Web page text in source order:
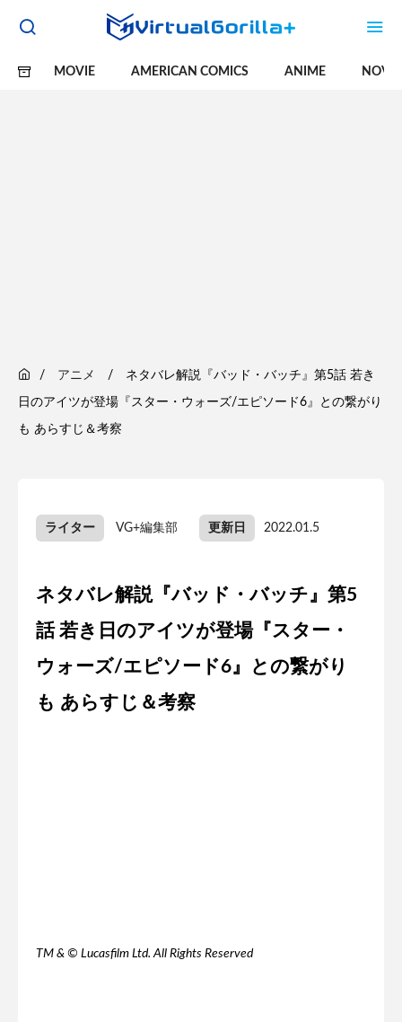
MOVIE AMERICAN COMICS ANIME
アニメ ネタバレ解説『バッド・バッチ』第5話 若き
日のアイツが登場『スター・ウォーズ/エピソード6』との繋がり
も あらすじ＆考察
ライター VG+編集部 更新日 2022.01.5
ネタバレ解説『バッド・バッチ』第5
話 若き日のアイツが登場『スター・
ウォーズ/エピソード6』との繋がり
も あらすじ＆考察
TM & © Lucasfilm Ltd. All Rights Reserved